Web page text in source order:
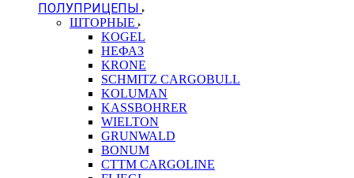
ПОЛУПРИЦЕПЫ
ШТОРНЫЕ
KOGEL
НЕФАЗ
KRONE
SCHMITZ CARGOBULL
KOLUMAN
KASSBOHRER
WIELTON
GRUNWALD
BONUM
CTTM CARGOLINE